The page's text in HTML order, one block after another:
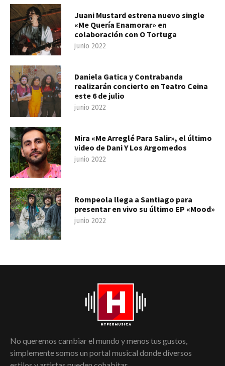
Juani Mustard estrena nuevo single
«Me Quería Enamorar» en
colaboración con O Tortuga
junio 2022
Daniela Gatica y Contrabanda
realizarán concierto en Teatro Ceina
este 6 de julio
junio 2022
Mira «Me Arreglé Para Salir», el último
video de Dani Y Los Argomedos
junio 2022
Rompeola llega a Santiago para
presentar en vivo su último EP «Mood»
junio 2022
No queremos cambiar el mundo y menos tus gustos,
simplemente somos un portal musical donde diversos